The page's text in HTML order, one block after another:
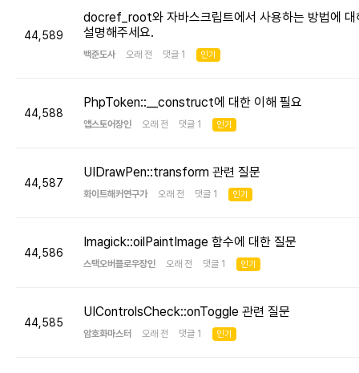
44,589
docref_root와 자바스크립트에서 사용하는 방법에 대
설명해주세요.
백준도사 오래 전 댓글 1 인기
44,588
PhpToken::__construct에 대한 이해 필요
앱스토어장인 오래 전 댓글 1 인기
44,587
UIDrawPen::transform 관련 질문
화이트해커연구가 오래 전 댓글 1 인기
44,586
Imagick::oilPaintImage 함수에 대한 질문
스택오버플로우장인 오래 전 댓글 1 인기
44,585
UIControlsCheck::onToggle 관련 질문
암호화마스터 오래 전 댓글 1 인기